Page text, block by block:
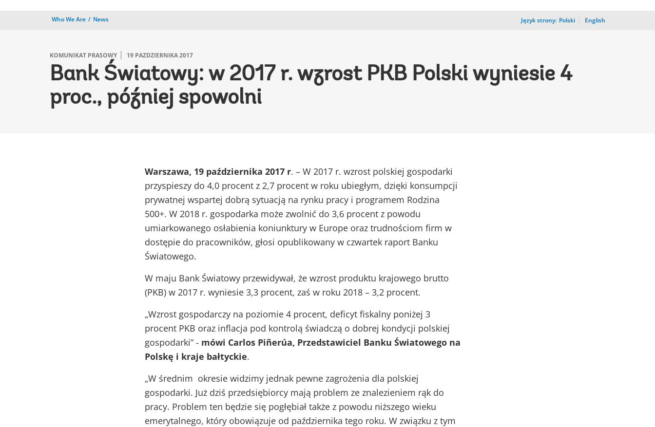
Who We Are News Język strony: Polski English
KOMUNIKAT PRASOWY 19 PAZDZIERNIKA 2017
Bank Światowy: w 2017 r. wzrost PKB Polski wyniesie 4
proc., później spowolni
Warszawa, 19 października 2017 r. – W 2017 r. wzrost polskiej gospodarki
przyspieszy do 4,0 procent z 2,7 procent w roku ubiegłym, dzięki konsumpcji
prywatnej wspartej dobrą sytuacją na rynku pracy i programem Rodzina
500+. W 2018 r. gospodarka może zwolnić do 3,6 procent z powodu
umiarkowanego osłabienia koniunktury w Europe oraz trudnościom firm w
dostępie do pracowników, głosi opublikowany w czwartek raport Banku
Światowego.
W maju Bank Światowy przewidywał, że wzrost produktu krajowego brutto
(PKB) w 2017 r. wyniesie 3,3 procent, zaś w roku 2018 – 3,2 procent.
„Wzrost gospodarczy na poziomie 4 procent, deficyt fiskalny poniżej 3
procent PKB oraz inflacja pod kontrolą świadczą o dobrej kondycji polskiej
gospodarki” - mówi Carlos Piñerúa, Przedstawiciel Banku Światowego na
Polskę i kraje bałtyckie.
„W średnim okresie widzimy jednak pewne zagrożenia dla polskiej
gospodarki. Już dziś przedsiębiorcy mają problem ze znalezieniem rąk do
pracy. Problem ten będzie się pogłębiał także z powodu niższego wieku
emerytalnego, który obowiązuje od października tego roku. W związku z tym